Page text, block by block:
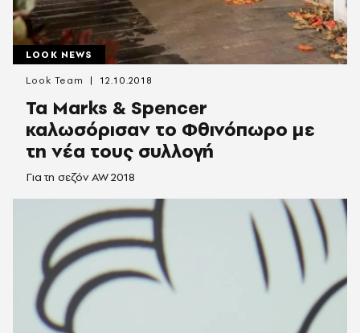
LOOK NEWS
Τα Marks & Spencer
καλωσόρισαν το Φθινόπωρο με
τη νέα τους συλλογή
Για τη σεζόν AW 2018
Look Team 12.10.2018